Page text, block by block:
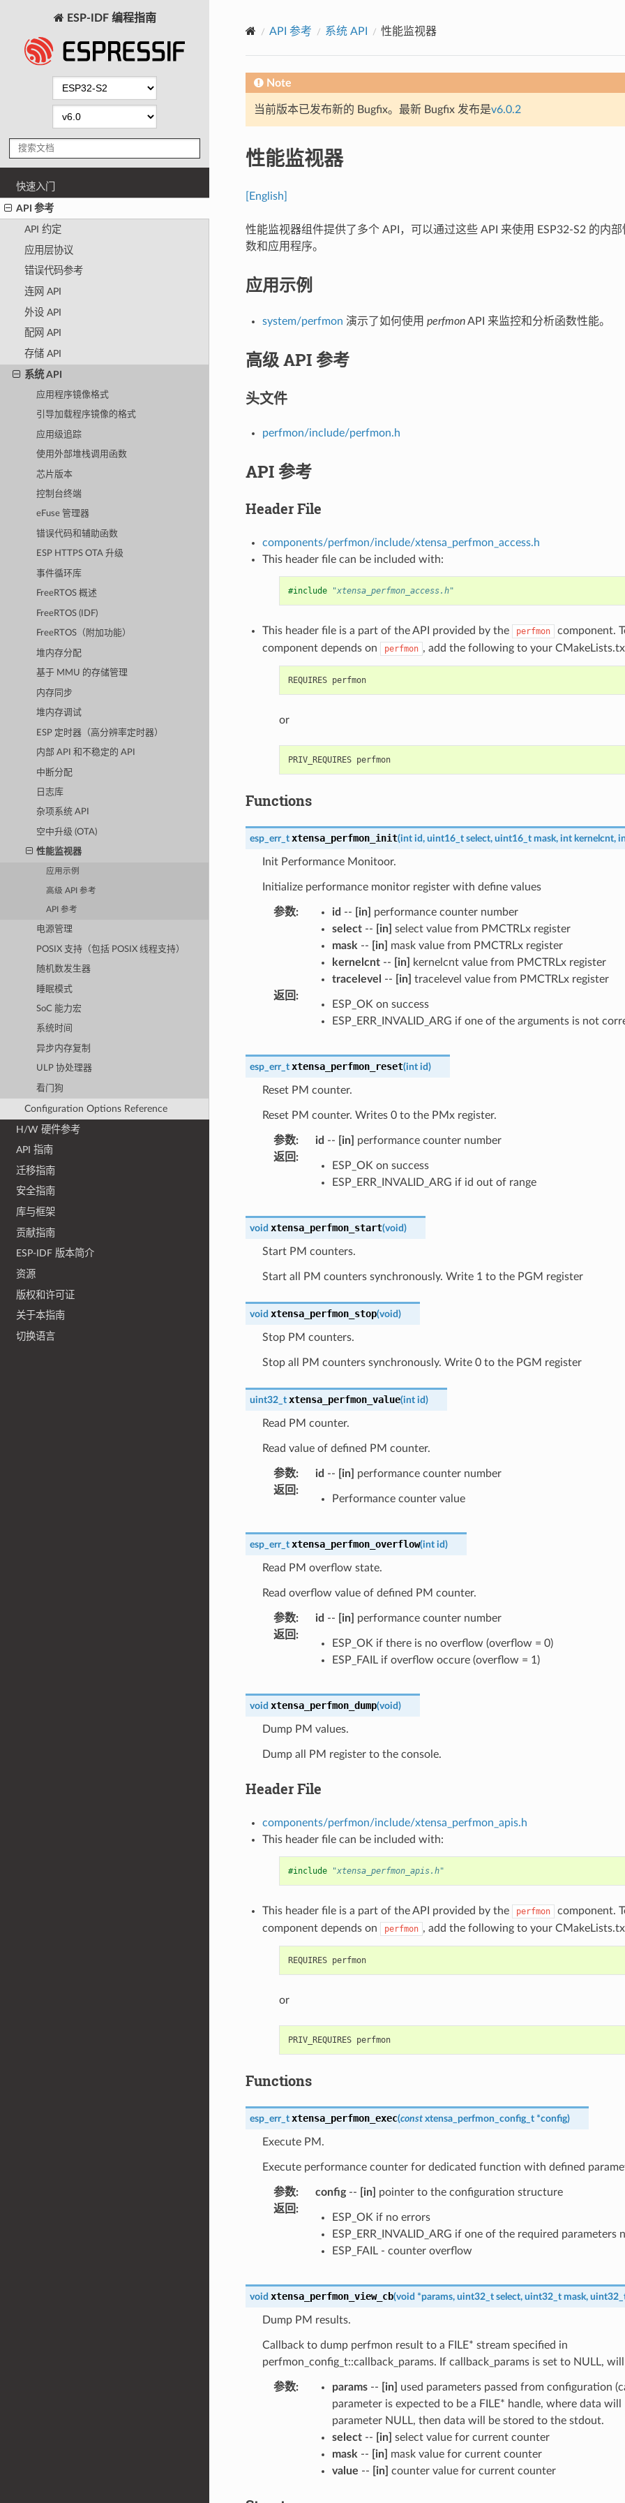
ESP-IDF 编程指南
快速入门
API 参考
API 约定
应用层协议
错误代码参考
连网 API
外设 API
配网 API
存储 API
系统 API
应用程序镜像格式
引导加载程序镜像的格式
应用级追踪
使用外部堆栈调用函数
芯片版本
控制台终端
eFuse 管理器
错误代码和辅助函数
ESP HTTPS OTA 升级
事件循环库
FreeRTOS 概述
FreeRTOS (IDF)
FreeRTOS（附加功能）
堆内存分配
基于 MMU 的存储管理
内存同步
堆内存调试
ESP 定时器（高分辨率定时器）
内部 API 和不稳定的 API
中断分配
日志库
杂项系统 API
空中升级 (OTA)
性能监视器
应用示例
高级 API 参考
API 参考
电源管理
POSIX 支持（包括 POSIX 线程支持）
随机数发生器
睡眠模式
SoC 能力宏
系统时间
异步内存复制
ULP 协处理器
看门狗
Configuration Options Reference
H/W 硬件参考
API 指南
迁移指南
安全指南
库与框架
贡献指南
ESP-IDF 版本简介
资源
版权和许可证
关于本指南
切换语言
API 参考 系统 API 性能监视器
Note
当前版本已发布新的 Bugfix。最新 Bugfix 发布是v6.0.2
性能监视器
[English]
性能监视器组件提供了多个 API，可以通过这些 API 来使用 ESP32-S2 的内
数和应用程序。
应用示例
system/perfmon 演示了如何使用 perfmonAPI 来监控和分析函数性能。
高级 API 参考
头文件
perfmon/include/perfmon.h
API 参考
Header File
components/perfmon/include/xtensa_perfmon_access.h
This header file can be included with:
#include "xtensa_perfmon_access.h"
This header file is a part of the API provided by the perfmon
component.
component depends on
perfmon , add the following to your
REQUIRES perfmon
or
PRIV_REQUIRES perfmon
Functions
esp_err_t xtensa_perfmon_init(int id, uint16_t select, uint16_t mask, int kernelcnt,
Init Performance Monitoor.
Initialize performance monitor register with define values
参数: id -- [in]
performance counter number
select-- [in] select value from PMCTRLx register
mask -- [in]
mask value from PMCTRLx register
kernelcnt-- [in]
kernelcnt value from PMCTRLx register
tracelevel
-- [in] tracelevel value from PMCTRLx register
返回 :
ESP_OK on success
ESP_ERR_INVALID_ARG if one of the arguments is not
esp_err_t xtensa_perfmon_reset(int id)
Reset PM counter.
Reset PM counter. Writes 0 to the PMx register.
参数: id -- [in]
performance counter number
返回 :
ESP_OK on success
ESP_ERR_INVALID_ARG if id out of range
void xtensa_perfmon_start(void)
Start PM counters.
Start all PM counters synchronously. Write 1 to the PGM register
void xtensa_perfmon_stop(void)
Stop PM counters.
Stop all PM counters synchronously. Write 0 to the PGM register
uint32_t xtensa_perfmon_value(int id)
Read PM counter.
Read value of defined PM counter.
参数: id -- [in]
performance counter number
返回 :
Performance counter value
esp_err_t xtensa_perfmon_overflow(int id)
Read PM overflow state.
Read overflow value of defined PM counter.
参数: id -- [in]
performance counter number
返回 :
ESP_OK if there is no overflow (overflow = 0)
ESP_FAIL if overflow occure (overflow = 1)
void xtensa_perfmon_dump(void)
Dump PM values.
Dump all PM register to the console.
Header File
components/perfmon/include/xtensa_perfmon_apis.h
This header file can be included with:
#include "xtensa_perfmon_apis.h"
This header file is a part of the API provided by the perfmon
component.
component depends on
perfmon , add the following to your
REQUIRES perfmon
or
PRIV_REQUIRES perfmon
Functions
esp_err_t xtensa_perfmon_exec(const xtensa_perfmon_config_t *config)
Execute PM.
Execute performance counter for dedicated function with defined
参数: config-- [in]
pointer to the configuration structure
返回 :
ESP_OK if no errors
ESP_ERR_INVALID_ARG if one of the required parameters
ESP_FAIL - counter overflow
void xtensa_perfmon_view_cb(void *params, uint32_t select, uint32_t mask,
Dump PM results.
Callback to dump perfmon result to a FILE* stream specified in
perfmon_config_t::callback_params. If callback_params is set to NULL,
参数: params-- [in]
used parameters passed from configuration
parameter is expected to be a FILE* handle, where data
parameter NULL, then data will be stored to the stdout.
select-- [in] select value for current counter
mask -- [in]
mask value for current counter
value -- [in] counter value for current counter